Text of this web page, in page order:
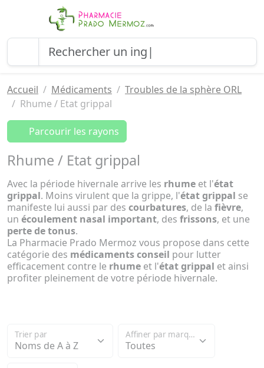
Accueil Médicaments
Troubles de la sphère ORL
Rhume / Etat grippal
Parcourir les rayons
Rhume / Etat grippal
Avec la période hivernale arrive les rhume et l'état
grippal. Moins virulent que la grippe, l'état grippal se
manifeste lui aussi par des courbatures, de la fièvre,
un écoulement nasal important, des frissons, et une
perte de tonus.
La Pharmacie Prado Mermoz vous propose dans cette
catégorie des médicaments conseil pour lutter
efficacement contre le rhume et l'état grippal et ainsi
profiter pleinement de votre période hivernale.
Trier par Affiner par marque